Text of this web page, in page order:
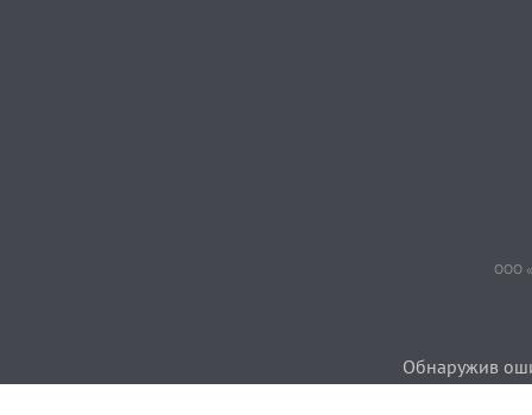
ООО
Обнаружив